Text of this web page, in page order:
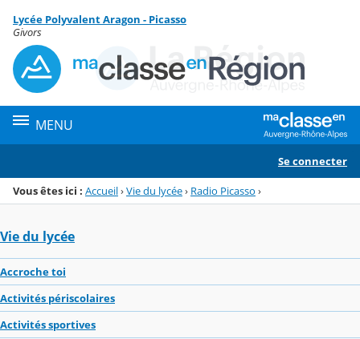
Menu de la rubrique
Contenu
Lycée Polyvalent Aragon - Picasso
Givors
MENU
Se connecter
Vous êtes ici : Accueil›Vie du lycée› Radio Picasso ›
Vie du lycée
Accroche toi
Activités périscolaires
Activités sportives